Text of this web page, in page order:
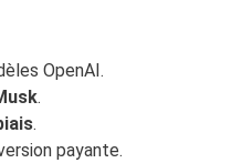
OpenAI.
.
.
payante.